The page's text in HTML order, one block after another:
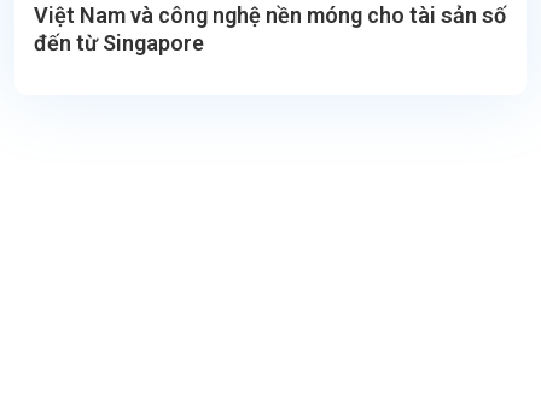
Việt Nam và công nghệ nền móng cho tài sản số
đến từ Singapore